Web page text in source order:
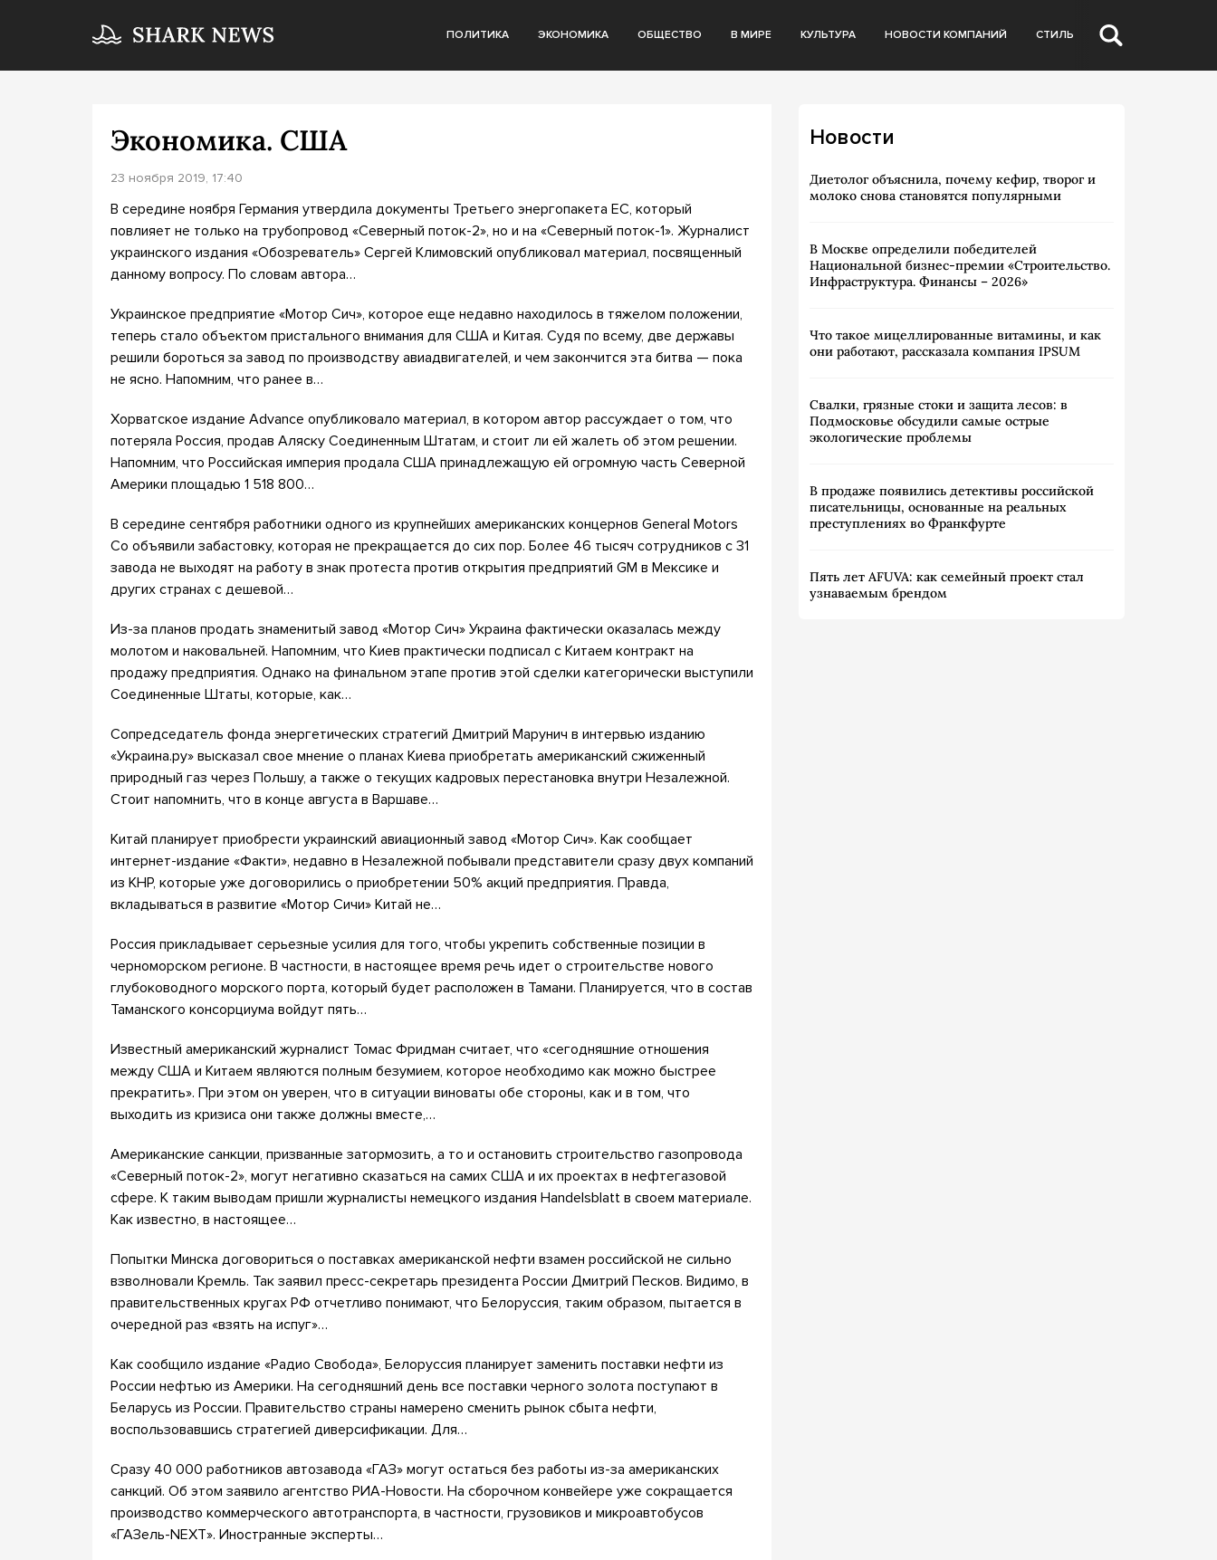
ПОЛИТИКА ЭКОНОМИКА ОБЩЕСТВО В МИРЕ КУЛЬТУРА НОВОСТИ КОМПАНИЙ СТИЛЬ
Экономика. США
23 ноября 2019, 17:40
В середине ноября Германия утвердила документы Третьего энергопакета ЕС, который
повлияет не только на трубопровод «Северный поток-2», но и на «Северный поток-1». Журналист
украинского издания «Обозреватель» Сергей Климовский опубликовал материал, посвященный
данному вопросу. По словам автора…
Украинское предприятие «Мотор Сич», которое еще недавно находилось в тяжелом положении,
теперь стало объектом пристального внимания для США и Китая. Судя по всему, две державы
решили бороться за завод по производству авиадвигателей, и чем закончится эта битва — пока
не ясно. Напомним, что ранее в…
Хорватское издание Advance опубликовало материал, в котором автор рассуждает о том, что
потеряла Россия, продав Аляску Соединенным Штатам, и стоит ли ей жалеть об этом решении.
Напомним, что Российская империя продала США принадлежащую ей огромную часть Северной
Америки площадью 1 518 800…
В середине сентября работники одного из крупнейших американских концернов General Motors
Co объявили забастовку, которая не прекращается до сих пор. Более 46 тысяч сотрудников с 31
завода не выходят на работу в знак протеста против открытия предприятий GM в Мексике и
других странах с дешевой…
Из-за планов продать знаменитый завод «Мотор Сич» Украина фактически оказалась между
молотом и наковальней. Напомним, что Киев практически подписал с Китаем контракт на
продажу предприятия. Однако на финальном этапе против этой сделки категорически выступили
Соединенные Штаты, которые, как…
Сопредседатель фонда энергетических стратегий Дмитрий Марунич в интервью изданию
«Украина.ру» высказал свое мнение о планах Киева приобретать американский сжиженный
природный газ через Польшу, а также о текущих кадровых перестановка внутри Незалежной.
Стоит напомнить, что в конце августа в Варшаве…
Китай планирует приобрести украинский авиационный завод «Мотор Сич». Как сообщает
интернет-издание «Факти», недавно в Незалежной побывали представители сразу двух компаний
из КНР, которые уже договорились о приобретении 50% акций предприятия. Правда,
вкладываться в развитие «Мотор Сичи» Китай не…
Россия прикладывает серьезные усилия для того, чтобы укрепить собственные позиции в
черноморском регионе. В частности, в настоящее время речь идет о строительстве нового
глубоководного морского порта, который будет расположен в Тамани. Планируется, что в состав
Таманского консорциума войдут пять…
Известный американский журналист Томас Фридман считает, что «сегодняшние отношения
между США и Китаем являются полным безумием, которое необходимо как можно быстрее
прекратить». При этом он уверен, что в ситуации виноваты обе стороны, как и в том, что
выходить из кризиса они также должны вместе,…
Американские санкции, призванные затормозить, а то и остановить строительство газопровода
«Северный поток-2», могут негативно сказаться на самих США и их проектах в нефтегазовой
сфере. К таким выводам пришли журналисты немецкого издания Handelsblatt в своем материале.
Как известно, в настоящее…
Попытки Минска договориться о поставках американской нефти взамен российской не сильно
взволновали Кремль. Так заявил пресс-секретарь президента России Дмитрий Песков. Видимо, в
правительственных кругах РФ отчетливо понимают, что Белоруссия, таким образом, пытается в
очередной раз «взять на испуг»…
Как сообщило издание «Радио Свобода», Белоруссия планирует заменить поставки нефти из
России нефтью из Америки. На сегодняшний день все поставки черного золота поступают в
Беларусь из России. Правительство страны намерено сменить рынок сбыта нефти,
воспользовавшись стратегией диверсификации. Для…
Сразу 40 000 работников автозавода «ГАЗ» могут остаться без работы из-за американских
санкций. Об этом заявило агентство РИА-Новости. На сборочном конвейере уже сокращается
производство коммерческого автотранспорта, в частности, грузовиков и микроавтобусов
«ГАЗель-NEXT». Иностранные эксперты…
Новости
Диетолог объяснила, почему кефир, творог и
молоко снова становятся популярными
В Москве определили победителей
Национальной бизнес-премии «Строительство.
Инфраструктура. Финансы – 2026»
Что такое мицеллированные витамины, и как
они работают, рассказала компания IPSUM
Свалки, грязные стоки и защита лесов: в
Подмосковье обсудили самые острые
экологические проблемы
В продаже появились детективы российской
писательницы, основанные на реальных
преступлениях во Франкфурте
Пять лет AFUVA: как семейный проект стал
узнаваемым брендом